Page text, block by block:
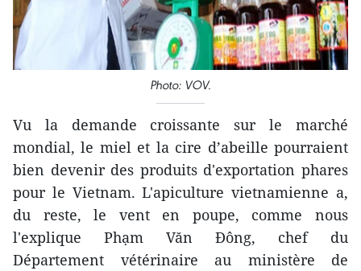
Photo: VOV.
Vu la demande croissante sur le marché
mondial, le miel et la cire d’abeille pourraient
bien devenir des produits d'exportation phares
pour le Vietnam. L'apiculture vietnamienne a,
du reste, le vent en poupe, comme nous
l'explique Phạm Văn Đông, chef du
Département vétérinaire au ministère de